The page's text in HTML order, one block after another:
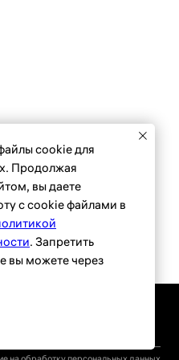
сookie для
Продолжая
вы даете
с cookie файлами в
. Запретить
вы можете через